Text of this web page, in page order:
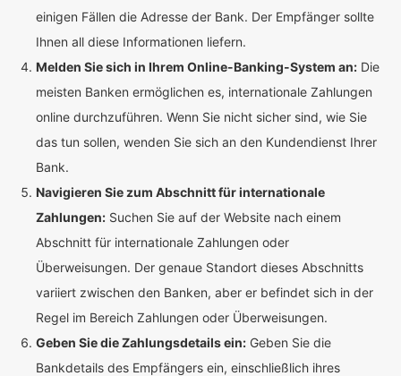
einigen Fällen die Adresse der Bank. Der Empfänger sollte
Ihnen all diese Informationen liefern.
Melden Sie sich in Ihrem Online-Banking-System an: Die
meisten Banken ermöglichen es, internationale Zahlungen
online durchzuführen. Wenn Sie nicht sicher sind, wie Sie
das tun sollen, wenden Sie sich an den Kundendienst Ihrer
Bank.
Navigieren Sie zum Abschnitt für internationale
Zahlungen: Suchen Sie auf der Website nach einem
Abschnitt für internationale Zahlungen oder
Überweisungen. Der genaue Standort dieses Abschnitts
variiert zwischen den Banken, aber er befindet sich in der
Regel im Bereich Zahlungen oder Überweisungen.
Geben Sie die Zahlungsdetails ein: Geben Sie die
Bankdetails des Empfängers ein, einschließlich ihres